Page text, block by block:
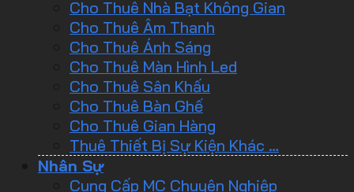
Cho Thuê Nhà Bạt Không Gian
Cho Thuê Âm Thanh
Cho Thuê Ánh Sáng
Cho Thuê Màn Hình Led
Cho Thuê Sân Khấu
Cho Thuê Bàn Ghế
Cho Thuê Gian Hàng
Thuê Thiết Bị Sự Kiện Khác …
Nhân Sự
Cung Cấp MC Chuyên Nghiệp